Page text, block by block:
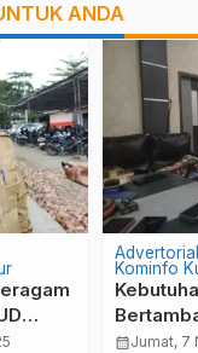
ANDA
Advertorial
Kominfo
Kutim
calendar_monthJumat, 7